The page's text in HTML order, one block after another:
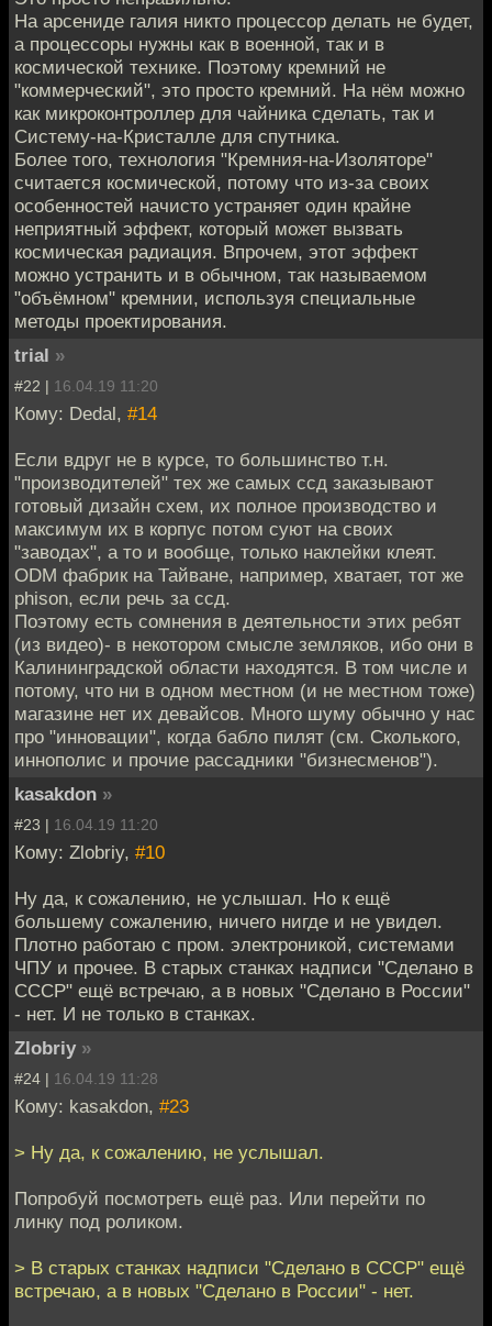
На арсениде галия никто процессор делать не будет,
а процессоры нужны как в военной, так и в
космической технике. Поэтому кремний не
"коммерческий", это просто кремний. На нём можно
как микроконтроллер для чайника сделать, так и
Систему-на-Кристалле для спутника.
Более того, технология "Кремния-на-Изоляторе"
считается космической, потому что из-за своих
особенностей начисто устраняет один крайне
неприятный эффект, который может вызвать
космическая радиация. Впрочем, этот эффект
можно устранить и в обычном, так называемом
"объёмном" кремнии, используя специальные
методы проектирования.
trial »
#22 | 16.04.19 11:20
Кому: Dedal, #14
Если вдруг не в курсе, то большинство т.н.
"производителей" тех же самых ссд заказывают
готовый дизайн схем, их полное производство и
максимум их в корпус потом суют на своих
"заводах", а то и вообще, только наклейки клеят.
ODM фабрик на Тайване, например, хватает, тот же
phison, если речь за ссд.
Поэтому есть сомнения в деятельности этих ребят
(из видео)- в некотором смысле земляков, ибо они в
Калининградской области находятся. В том числе и
потому, что ни в одном местном (и не местном тоже)
магазине нет их девайсов. Много шуму обычно у нас
про "инновации", когда бабло пилят (см. Сколького,
иннополис и прочие рассадники "бизнесменов").
kasakdon »
#23 | 16.04.19 11:20
Кому: Zlobriy, #10
Ну да, к сожалению, не услышал. Но к ещё
большему сожалению, ничего нигде и не увидел.
Плотно работаю с пром. электроникой, системами
ЧПУ и прочее. В старых станках надписи "Сделано в
СССР" ещё встречаю, а в новых "Сделано в России"
- нет. И не только в станках.
Zlobriy »
#24 | 16.04.19 11:28
Кому: kasakdon, #23
> Ну да, к сожалению, не услышал.
Попробуй посмотреть ещё раз. Или перейти по
линку под роликом.
> В старых станках надписи "Сделано в СССР" ещё
встречаю, а в новых "Сделано в России" - нет.